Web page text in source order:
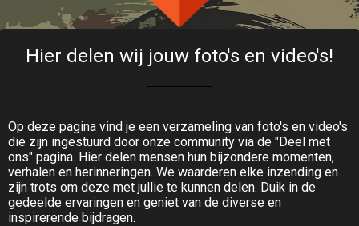
Hier delen wij jouw foto's en video's!
Op deze pagina vind je een verzameling van foto's en video's
die zijn ingestuurd door onze community via de "Deel met
ons" pagina. Hier delen mensen hun bijzondere momenten,
verhalen en herinneringen. We waarderen elke inzending en
zijn trots om deze met jullie te kunnen delen. Duik in de
gedeelde ervaringen en geniet van de diverse en
inspirerende bijdragen.